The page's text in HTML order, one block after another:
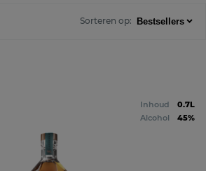
Sorteren op:
Inhoud
0.7L
Alcohol
45%